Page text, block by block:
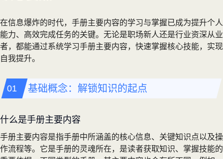
在信息爆炸的时代，手册主要内容的学习与掌握已成为提升个人
能力、高效完成任务的关键。无论是职场新人还是行业资深从业
者，都能通过系统学习手册主要内容，快速掌握核心技能，实现
自我提升。
基础概念：解锁知识的起点
什么是手册主要内容
手册主要内容是指手册中所涵盖的核心信息、关键知识点以及操
作流程等。它是手册的灵魂所在，是读者获取知识、掌握技能的